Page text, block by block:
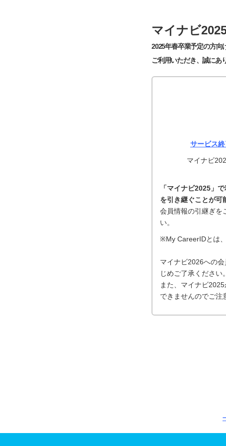
マイナビ
2025年春卒業予定の方向
ご利用いただき、誠にあ
サービス
マイナビ
「マイナビ2025」
を引き継ぐことが可
会員情報の引継ぎを
い。
※My CareerIDとは
マイナビ2026への
じめご了承ください。
また、マイナビ
できませんのでご注